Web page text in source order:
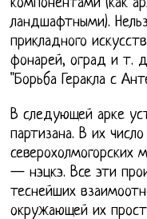
ландшафтными).
прикладного
фонарей, оград и т.
"Борьба Геракла с
В следующей арке
партизана. В их
северохолмогорских
— нэцкэ. Все эти
теснейших
окружающей их